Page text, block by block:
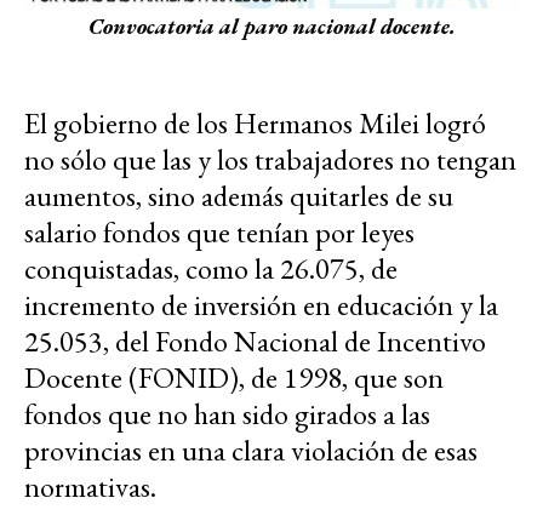
Convocatoria al paro nacional docente.
El gobierno de los Hermanos Milei logró
no sólo que las y los trabajadores no tengan
aumentos, sino además quitarles de su
salario fondos que tenían por leyes
conquistadas, como la 26.075, de
incremento de inversión en educación y la
25.053, del Fondo Nacional de Incentivo
Docente (FONID), de 1998, que son
fondos que no han sido girados a las
provincias en una clara violación de esas
normativas.